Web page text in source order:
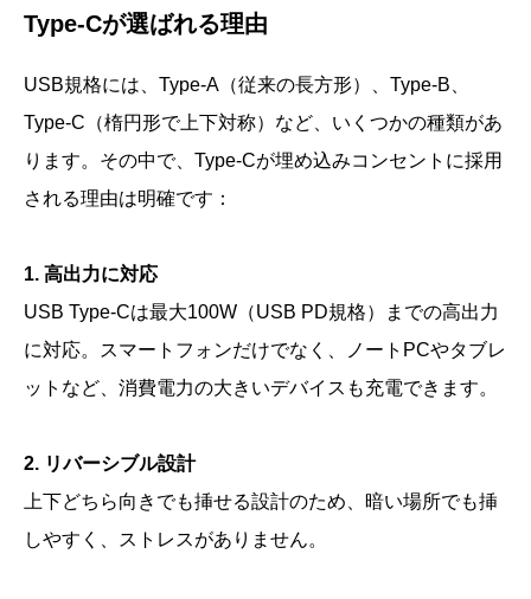
Type-Cが選ばれる理由
USB規格には、Type-A（従来の長方形）、Type-B、
Type-C（楕円形で上下対称）など、いくつかの種類があ
ります。その中で、Type-Cが埋め込みコンセントに採用
される理由は明確です：
1. 高出力に対応
USB Type-Cは最大100W（USB PD規格）までの高出力
に対応。スマートフォンだけでなく、ノートPCやタブレ
ットなど、消費電力の大きいデバイスも充電できます。
2. リバーシブル設計
上下どちら向きでも挿せる設計のため、暗い場所でも挿
しやすく、ストレスがありません。